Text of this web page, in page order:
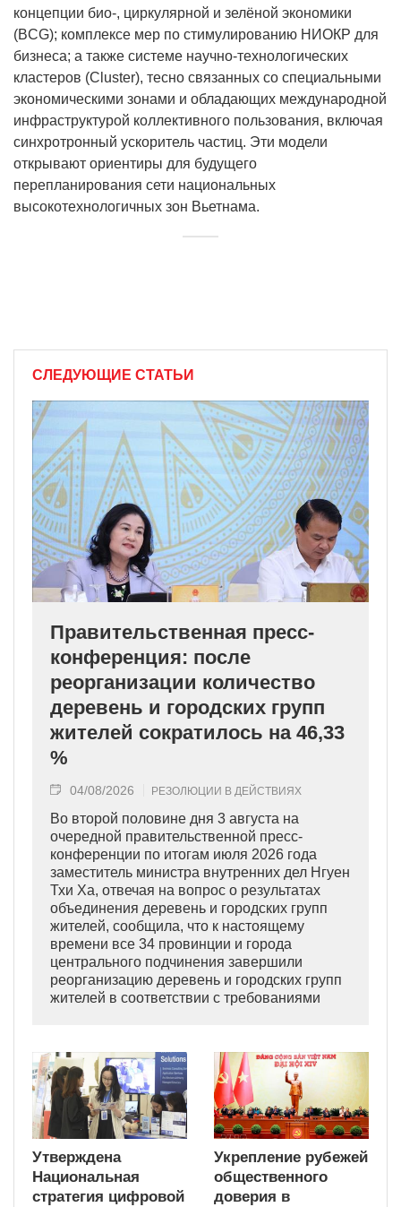
концепции био-, циркулярной и зелёной экономики
(BCG); комплексе мер по стимулированию НИОКР для
бизнеса; а также системе научно-технологических
кластеров (Cluster), тесно связанных со специальными
экономическими зонами и обладающих международной
инфраструктурой коллективного пользования, включая
синхротронный ускоритель частиц. Эти модели
открывают ориентиры для будущего
перепланирования сети национальных
высокотехнологичных зон Вьетнама.
СЛЕДУЮЩИЕ СТАТЬИ
Правительственная пресс-
конференция: после
реорганизации количество
деревень и городских групп
жителей сократилось на 46,33
%
04/08/2026 РЕЗОЛЮЦИИ В ДЕЙСТВИЯХ
Во второй половине дня 3 августа на
очередной правительственной пресс-
конференции по итогам июля 2026 года
заместитель министра внутренних дел Нгуен
Тхи Ха, отвечая на вопрос о результатах
объединения деревень и городских групп
жителей, сообщила, что к настоящему
времени все 34 провинции и города
центрального подчинения завершили
реорганизацию деревень и городских групп
жителей в соответствии с требованиями
Утверждена
Национальная
стратегия цифровой
Укрепление рубежей
общественного
доверия в